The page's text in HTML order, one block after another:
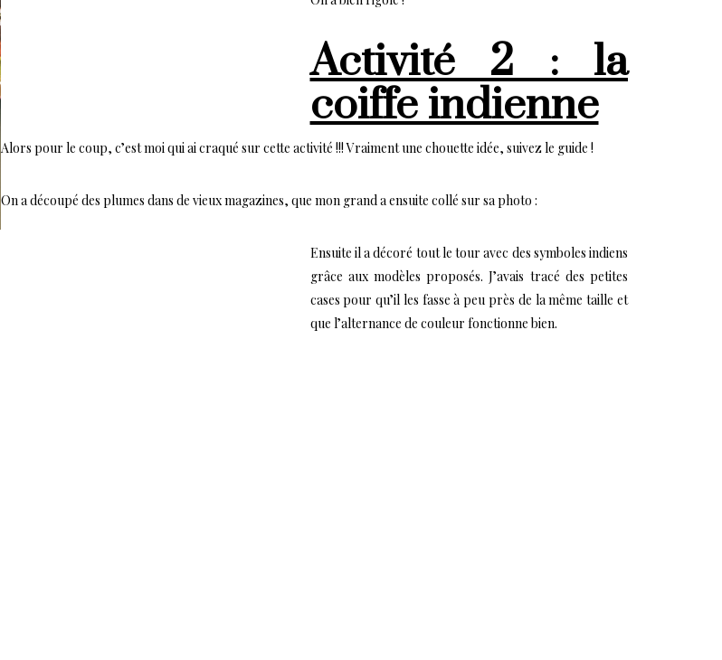
Activité 2 : la
coiffe indienne
Alors pour le coup, c’est moi qui ai craqué sur cette activité !!! Vraiment une chouette idée, suivez le guide !
On a découpé des plumes dans de vieux magazines, que mon grand a ensuite collé sur sa photo :
Ensuite il a décoré tout le tour avec des symboles indiens
grâce aux modèles proposés. J’avais tracé des petites
cases pour qu’il les fasse à peu près de la même taille et
que l’alternance de couleur fonctionne bien.